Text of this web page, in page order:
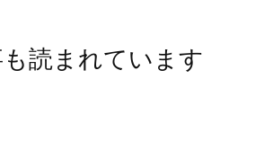
読まれています